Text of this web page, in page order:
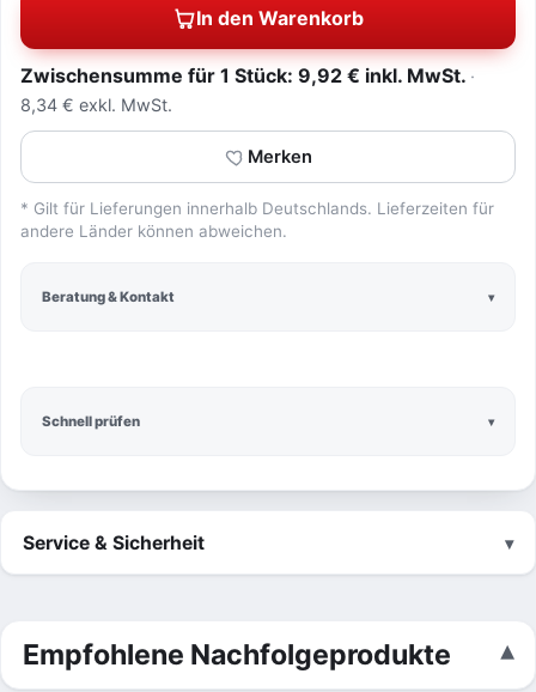
Schnell prüfen
In den Warenkorb
Zwischensumme für 1 Stück: 9,92 € inkl. MwSt.
8,34 € exkl. MwSt.
Merken
* Gilt für Lieferungen innerhalb Deutschlands. Lieferzeiten für
andere Länder können abweichen.
Beratung & Kontakt
Service & Sicherheit
Empfohlene Nachfolgeprodukte